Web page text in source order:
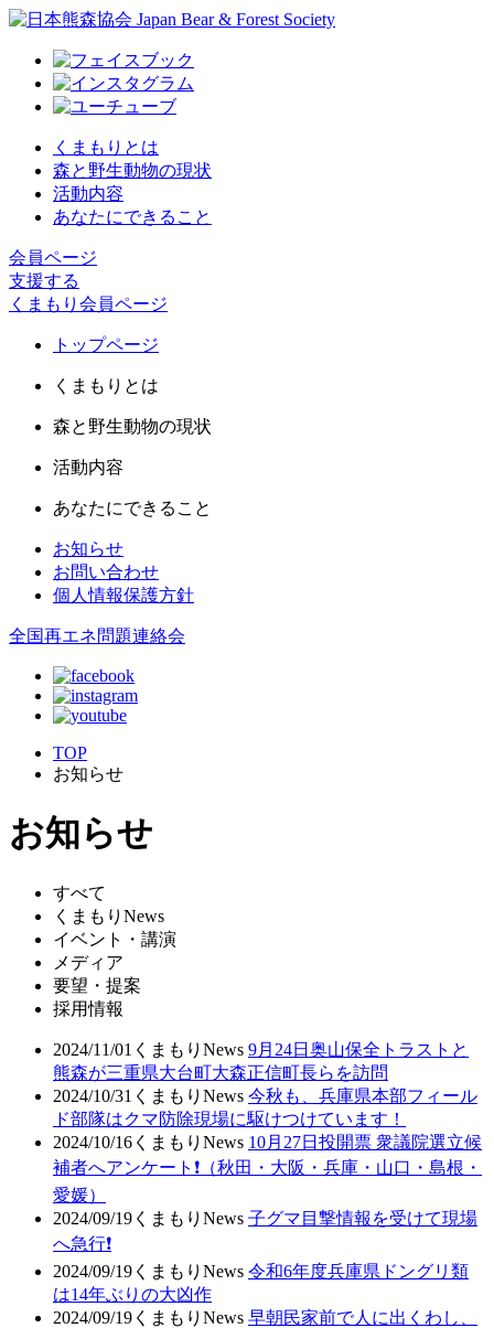
くまもりとは
森と野生動物の現状
活動内容
あなたにできること
会員ページ
支援する
くまもり会員ページ
トップページ
くまもりとは
森と野生動物の現状
活動内容
あなたにできること
お知らせ
お問い合わせ
個人情報保護方針
全国再エネ問題連絡会
TOP
お知らせ
お知らせ
すべて
くまもりNews
イベント・講演
メディア
要望・提案
採用情報
2024/11/01 くまもりNews 9月24日奥山保全トラストと
熊森が三重県大台町大森正信町長らを訪問
2024/10/31 くまもりNews 今秋も、兵庫県本部フィール
ド部隊はクマ防除現場に駆けつけています！
2024/10/16 くまもりNews 10月27日投開票 衆議院選立候
補者へアンケート❗（秋田・大阪・兵庫・山口・島根・
愛媛）
2024/09/19 くまもりNews 子グマ目撃情報を受けて現場
へ急行❗
2024/09/19 くまもりNews 令和6年度兵庫県ドングリ類
は14年ぶりの大凶作
2024/09/19 くまもりNews 早朝民家前で人に出くわし、